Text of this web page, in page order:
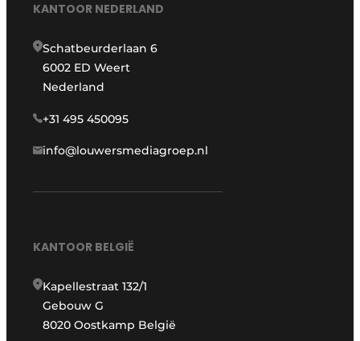
KANTOOR NEDERLAND
Schatbeurderlaan 6
6002 ED Weert
Nederland
+31 495 450095
info@louwersmediagroep.nl
KANTOOR BELGIË
Kapellestraat 132/1
Gebouw G
8020 Oostkamp België